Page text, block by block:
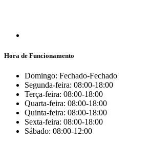
Hora de Funcionamento
Domingo: Fechado-Fechado
Segunda-feira: 08:00-18:00
Terça-feira: 08:00-18:00
Quarta-feira: 08:00-18:00
Quinta-feira: 08:00-18:00
Sexta-feira: 08:00-18:00
Sábado: 08:00-12:00